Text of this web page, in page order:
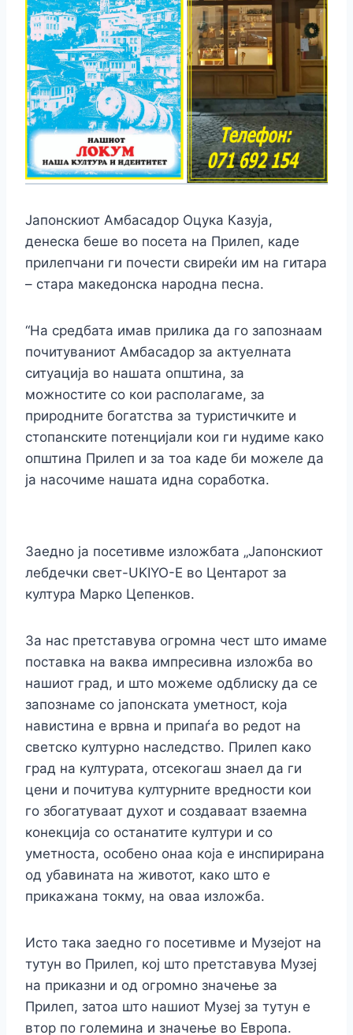
Јапонскиот Амбасадор Оцука Казуја,
денеска беше во посета на Прилеп, каде
прилепчани ги почести свиреќи им на гитара
– стара македонска народна песна.
“На средбата имав прилика да го запознаам
почитуваниот Амбасадор за актуелната
ситуација во нашата општина, за
можностите со кои располагаме, за
природните богатства за туристичките и
стопанските потенцијали кои ги нудиме како
општина Прилеп и за тоа каде би можеле да
ја насочиме нашата идна соработка.
Заедно ја посетивме изложбата „Јапонскиот
лебдечки свет-UKIYO-E во Центарот за
култура Марко Цепенков.
За нас претставува огромна чест што имаме
поставка на ваква импресивна изложба во
нашиот град, и што можеме одблиску да се
запознаме со јапонската уметност, која
навистина е врвна и припаѓа во редот на
светско културно наследство. Прилеп како
град на културата, отсекогаш знаел да ги
цени и почитува културните вредности кои
го збогатуваат духот и создаваат взаемна
конекција со останатите култури и со
уметноста, особено онаа која е инспирирана
од убавината на животот, како што е
прикажана токму, на оваа изложба.
Исто така заедно го посетивме и Музејот на
тутун во Прилеп, кој што претставува Музеј
на приказни и од огромно значење за
Прилеп, затоа што нашиот Музеј за тутун е
втор по големина и значење во Европа.